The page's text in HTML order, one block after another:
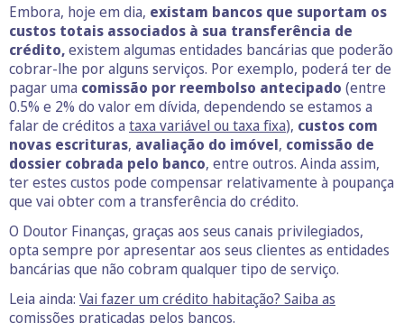
Embora, hoje em dia, existam bancos que suportam os
custos totais associados à sua transferência de
crédito,existem algumas entidades bancárias que poderão
cobrar-lhe por alguns serviços. Por exemplo, poderá ter de
pagar uma comissão por reembolso antecipado (entre
0.5% e 2% do valor em dívida, dependendo se estamos a
falar de créditos a taxa variável ou taxa fixa), custos com
novas escrituras, avaliação do imóvel, comissão de
dossier cobrada pelo banco, entre outros. Ainda assim,
ter estes custos pode compensar relativamente à poupança
que vai obter com a transferência do crédito.
O Doutor Finanças, graças aos seus canais privilegiados,
opta sempre por apresentar aos seus clientes as entidades
bancárias que não cobram qualquer tipo de serviço.
Leia ainda: Vai fazer um crédito habitação? Saiba as
comissões praticadas pelos bancos.